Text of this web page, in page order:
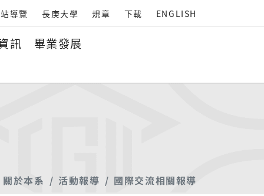
導覽 長庚大學 規章 下載 ENGLISH
訊 畢業發展
關於本系 活動報導 國際交流相關報導